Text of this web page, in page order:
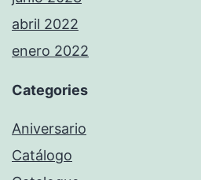
abril 2022
enero 2022
Categories
Aniversario
Catálogo